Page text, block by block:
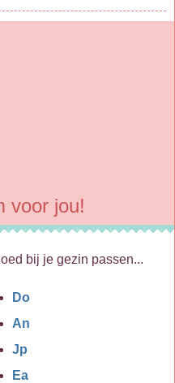
voor jou!
bij je gezin passen...
Do
An
Jp
Ea